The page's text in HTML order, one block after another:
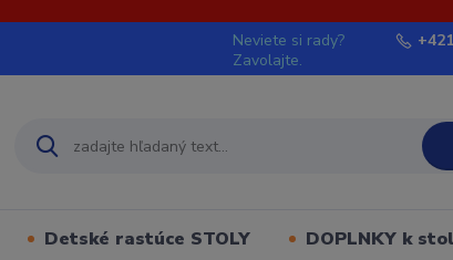
Neviete si rady?
Zavolajte.
Detské rastúce STOLY DOPLNKY k